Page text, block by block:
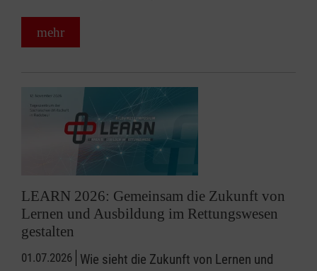
mehr
LEARN 2026: Gemeinsam die Zukunft von
Lernen und Ausbildung im Rettungswesen
gestalten
01.07.2026 Wie sieht die Zukunft von Lernen und